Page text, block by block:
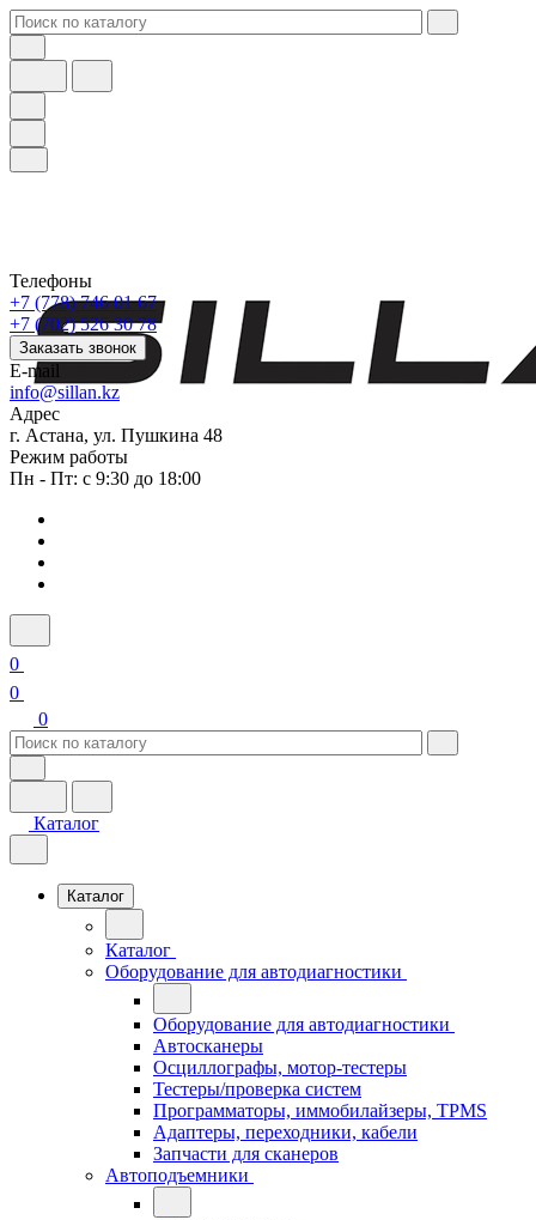
Телефоны
+7 (778) 746 01 67
+7 (702) 526 30 78
Заказать звонок
E-mail
info@sillan.kz
Адрес
г. Астана, ул. Пушкина 48
Режим работы
Пн - Пт: с 9:30 до 18:00
0
0
0
Каталог
Каталог
Каталог
Оборудование для автодиагностики
Оборудование для автодиагностики
Автосканеры
Осциллографы, мотор-тестеры
Тестеры/проверка систем
Программаторы, иммобилайзеры, TPMS
Адаптеры, переходники, кабели
Запчасти для сканеров
Автоподъемники